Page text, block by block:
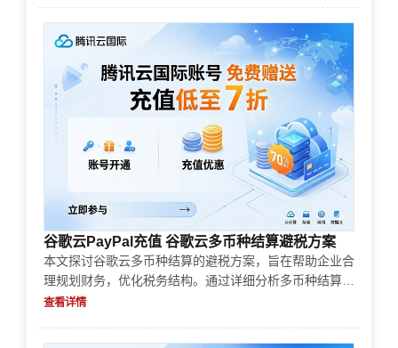
谷歌云PayPal充值 谷歌云多币种结算避税方案
本文探讨谷歌云多币种结算的避税方案，旨在帮助企业合
理规划财务，优化税务结构。通过详细分析多币种结算的
优势、实际操作技巧及税务合规策略，为企业提供实用的
实现财务最大化效益。
查看详情